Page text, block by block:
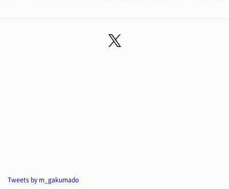
Tweets by m_gakumado